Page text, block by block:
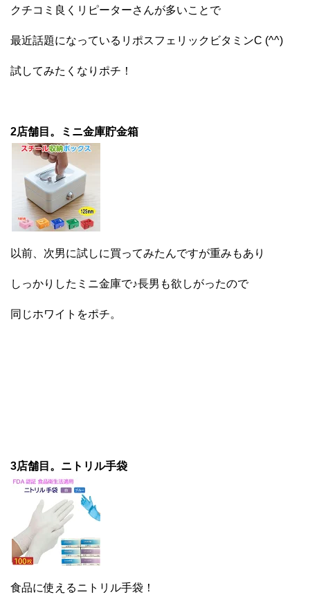
クチコミ良くリピーターさんが多いことで
最近話題になっているリポスフェリックビタミンC (^^)
試してみたくなりポチ！
2店舗目。ミニ金庫貯金箱
以前、次男に試しに買ってみたんですが重みもあり
しっかりしたミニ金庫で♪長男も欲しがったので
同じホワイトをポチ。
3店舗目。ニトリル手袋
食品に使えるニトリル手袋！